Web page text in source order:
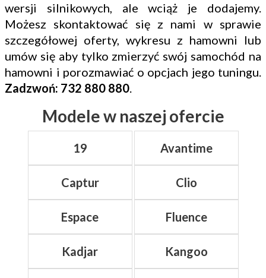
wersji silnikowych, ale wciąż je dodajemy.
Możesz skontaktować się z nami w sprawie
szczegółowej oferty, wykresu z hamowni lub
umów się aby tylko zmierzyć swój samochód na
hamowni i porozmawiać o opcjach jego tuningu.
Zadzwoń: 732 880 880.
Modele w naszej ofercie
19 Avantime
Captur Clio
Espace Fluence
Kadjar Kangoo